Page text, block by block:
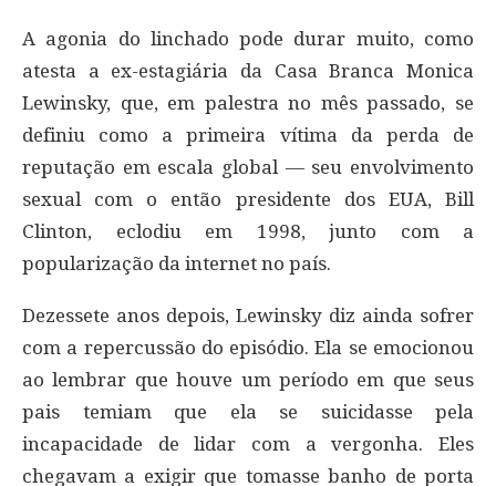
A agonia do linchado pode durar muito, como
atesta a ex-estagiária da Casa Branca Monica
Lewinsky, que, em palestra no mês passado, se
definiu como a primeira vítima da perda de
reputação em escala global — seu envolvimento
sexual com o então presidente dos EUA, Bill
Clinton, eclodiu em 1998, junto com a
popularização da internet no país.
Dezessete anos depois, Lewinsky diz ainda sofrer
com a repercussão do episódio. Ela se emocionou
ao lembrar que houve um período em que seus
pais temiam que ela se suicidasse pela
incapacidade de lidar com a vergonha. Eles
chegavam a exigir que tomasse banho de porta